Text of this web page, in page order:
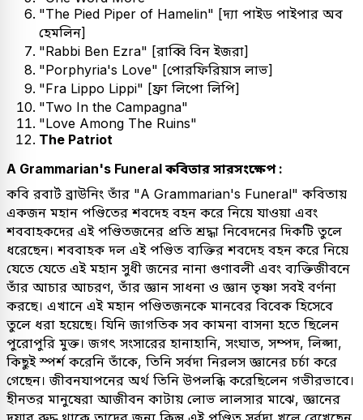
"The Pied Piper of Hamelin" [দ্যা পাইড পাইপার অব
হেমলিন]
"Rabbi Ben Ezra" [রাব্বি বিন ইজরা]
"Porphyria's Love" [পোরফিরিয়াস লাভ]
"Fra Lippo Lippi" [ফ্রা লিপো লিপি]
"Two In the Campagna"
"Love Among The Ruins"
The Patriot
A Grammarian's Funeral কবিতার সারসংক্ষেপ :
কবি রবার্ট ব্রাউনিং তাঁর "A Grammarian's Funeral" কবিতায়
একজন মহান পণ্ডিতের শবদেহ বহন করে নিয়ে যাওয়া এবং
শববাহকদের এই পণ্ডিতজনের প্রতি শ্রদ্ধা নিবেদনের দিকটি তুলে
ধরেছেন। শববাহক দল এই পণ্ডিত ব্যক্তির শবদেহ বহন করে নিয়ে
যেতে যেতে এই মহান সুধী জনের নানা গুণাবলী এবং ব্যক্তিজীবনে
তাঁর আচার আচরণ, তাঁর জ্ঞান সাধনা ও জ্ঞান তৃষ্ণা সবই বর্ণনা
করছে। এখানে এই মহান পণ্ডিতজনকে মানবের বিবেক হিসেবে
তুলে ধরা হয়েছে। যিনি জাগতিক সব কামনা বাসনা হতে ছিলেন
পুরোপুরি মুক্ত। জগৎ সংসারের হানাহানি, সংঘাত, সম্পদ, লিপ্সা,
কিছুই স্পর্শ করেনি তাঁকে, তিনি সর্বদা নিরলস জ্ঞানের চর্চা করে
গেছেন। জীবনযাপনের অর্থ তিনি উপলব্ধি করেছিলেন গভীরভাবে।
হীনতর মানুষেরা আজীবন কাটায় লোভ লালসার মাঝে, জ্ঞানের